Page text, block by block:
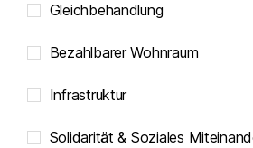
Gleichbehandlung
Bezahlbarer Wohnraum
Infrastruktur
Solidarität & Soziales